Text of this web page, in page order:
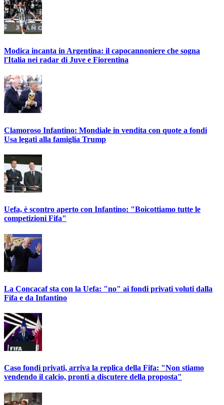
Modica incanta in Argentina: il capocannoniere che sogna
l'Italia nei radar di Juve e Fiorentina
Clamoroso Infantino: Mondiale in vendita con quote a fondi
Usa legati alla famiglia Trump
Uefa, è scontro aperto con Infantino: "Boicottiamo tutte le
competizioni Fifa"
La Concacaf sta con la Uefa: "no" ai fondi privati voluti dalla
Fifa e da Infantino
Caso fondi privati, arriva la replica della Fifa: "Non stiamo
vendendo il calcio, pronti a discutere della proposta"